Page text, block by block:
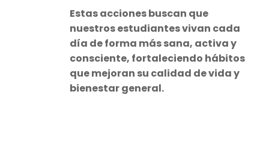
Estas acciones buscan que
nuestros estudiantes vivan cada
día de forma más sana, activa y
consciente, fortaleciendo hábitos
que mejoran su calidad de vida y
bienestar general.